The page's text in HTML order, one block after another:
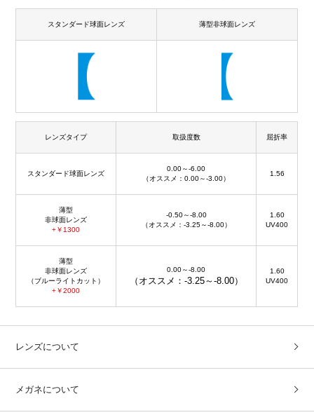
スタンダード球面レンズ 薄型非球面レンズ
レンズタイプ 取扱度数 屈折率
スタンダード球面レンズ
0.00～-6.00
（オススメ：0.00～-3.00）
1.56
薄型
非球面レンズ
+￥1300
-0.50～-8.00
（オススメ：-3.25～-8.00）
1.60
UV400
薄型
非球面レンズ
（ブルーライトカット）
+￥2000
0.00～-8.00
（オススメ：-3.25～-8.00）
1.60
UV400
レンズについて
メガネについて